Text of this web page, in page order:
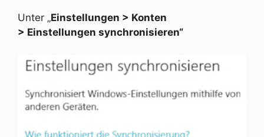
Unter „Einstellungen > Konten
> Einstellungen synchronisieren“